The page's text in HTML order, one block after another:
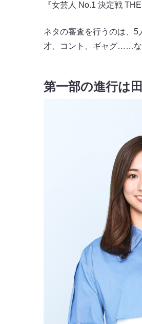
『女芸人 No.1 決定戦
ネタの審査を行うのは、
才、コント、ギャグ……な
第一部の進行は